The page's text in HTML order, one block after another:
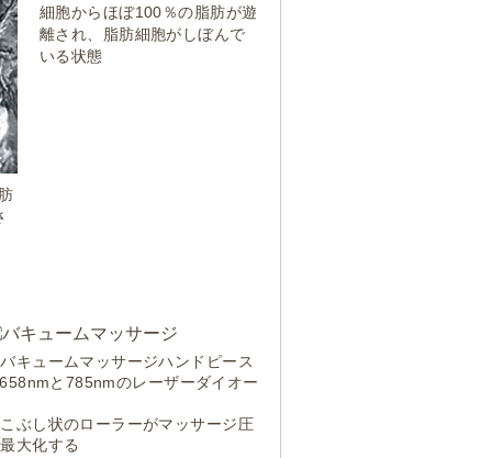
細胞からほぼ100％の脂肪が遊
離され、脂肪細胞がしぼんで
いる状態
キュームマッサージハンドピース
と785nmのレーザーダイオー
ぶし状のローラーがマッサージ圧
大化する